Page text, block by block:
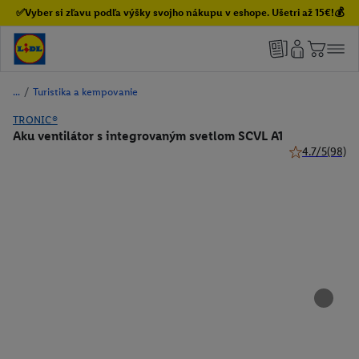
✅Vyber si zľavu podľa výšky svojho nákupu v eshope. Ušetri až 15€!💰
/ Turistika a kempovanie
TRONIC®
Aku ventilátor s integrovaným svetlom SCVL A1
4.7/5(98)